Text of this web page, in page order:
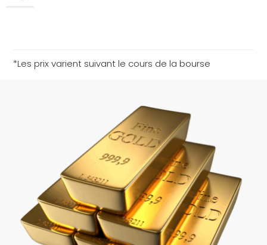
*Les prix varient suivant le cours de la bourse